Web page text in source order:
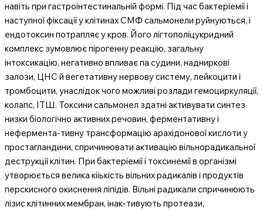
навіть при гастроінтестинальній формі. Під час бактеріемії і
наступної фіксації у клітинах СМФ сальмонели руйнуються, і
ендотоксин потрапляє у кров. Його лігтополіцукридний
комплекс зумовлює пірогенну реакцію, загальну
інтоксикацію, негативно впливає па судини, надниркові
залози, ЦНС й вегетативну нервову систему, лейкоцити і
тромбоцити, унаслідок чого можливі розлади гемоциркуляції,
колапс, ІТШ. Токсини сальмонел здатні активувати синтез
низки біологічно активних речовин, ферментативну і
нефермента-тивну трансформацію арахідонової кислоти у
простагландини, спричинювати активацію вільнорадикальної
деструкції клітин. При бактеріемії і токсинемії в організмі
утворюється велика кііькість вільних радикалів і продуктів
перскисного окиснення ліпідів. Вільні радикали спричинюють
лізис клітинних мембран, інак-тивують протеази,